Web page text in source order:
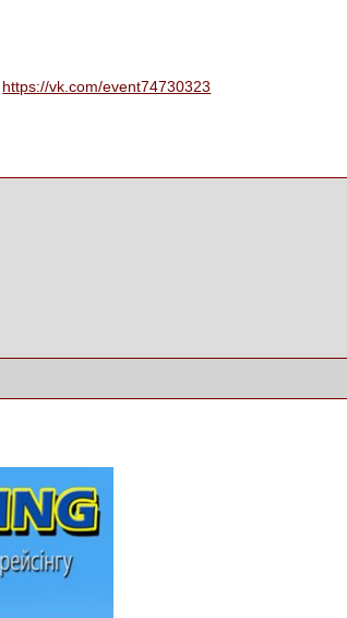
https://vk.com/event74730323